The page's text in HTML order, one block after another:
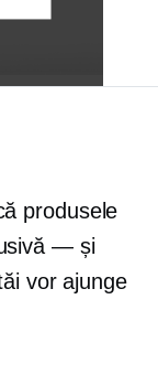
produsele
— și
vor ajunge